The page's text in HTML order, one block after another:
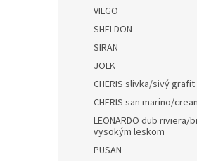
VILGO
SHELDON
SIRAN
JOLK
CHERIS slivka/sivý grafit
CHERIS san marino/
LEONARDO dub riviera/
vysokým leskom
PUSAN